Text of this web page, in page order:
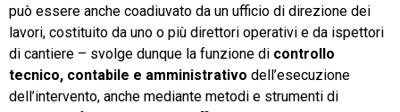
può essere anche coadiuvato da un ufficio di direzione dei
lavori, costituito da uno o più direttori operativi e da ispettori
di cantiere – svolge dunque la funzione di controllo
tecnico, contabile e amministrativo dell’esecuzione
dell’intervento, anche mediante metodi e strumenti di